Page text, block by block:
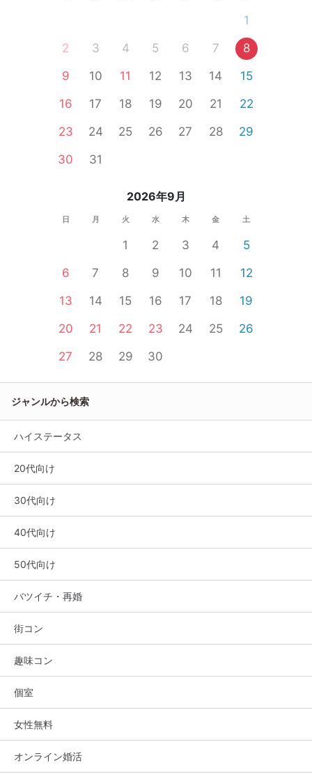
1
2
3 4 5 6 7
8
9
10 11 12 13 14
15
16
17 18 19 20 21
22
23
24 25 26 27 28
29
30
31
2026年9月
日 月 火 水 木 金 土
1 2 3 4
5
6
7 8 9 10 11
12
13
14 15 16 17 18
19
20
21 22 23 24 25
26
27
28 29 30
ジャンルから検索
ハイステータス
20代向け
30代向け
40代向け
50代向け
バツイチ・再婚
街コン
趣味コン
個室
女性無料
オンライン婚活